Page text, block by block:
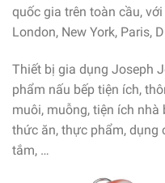
quốc gia trên toàn cầu,
London, New York, Paris,
Thiết bị gia dụng Joseph
phẩm nấu bếp tiện ích,
muôi, muỗng, tiện ích nhà
thức ăn, thực phẩm, dụng
tắm, …